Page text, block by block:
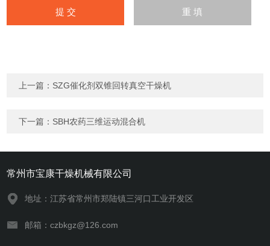
上一篇： SZG催化剂双锥回转真空干燥机
下一篇： SBH农药三维运动混合机
常州市宝康干燥机械有限公司
地址：江苏省常州市郑陆镇三河口工业开发区
邮箱：czbkgz@126.com